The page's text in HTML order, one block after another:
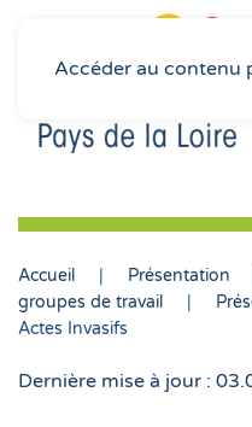
Accéder au contenu
Accueil Présentation
groupes de travail
Actes Invasifs
Dernière mise à jour :